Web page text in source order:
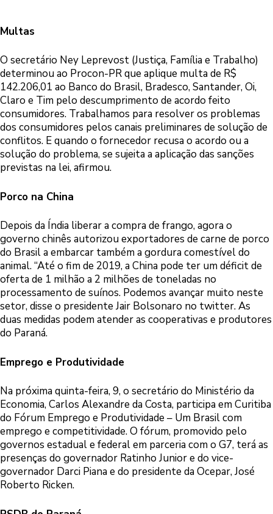
Multas
O secretário Ney Leprevost (Justiça, Família e Trabalho)
determinou ao Procon-PR que aplique multa de R$
142.206,01 ao Banco do Brasil, Bradesco, Santander, Oi,
Claro e Tim pelo descumprimento de acordo feito
consumidores. Trabalhamos para resolver os problemas
dos consumidores pelos canais preliminares de solução de
conflitos. E quando o fornecedor recusa o acordo ou a
solução do problema, se sujeita a aplicação das sanções
previstas na lei, afirmou.
Porco na China
Depois da Índia liberar a compra de frango, agora o
governo chinês autorizou exportadores de carne de porco
do Brasil a embarcar também a gordura comestível do
animal. “Até o fim de 2019, a China pode ter um déficit de
oferta de 1 milhão a 2 milhões de toneladas no
processamento de suínos. Podemos avançar muito neste
setor, disse o presidente Jair Bolsonaro no twitter. As
duas medidas podem atender as cooperativas e produtores
do Paraná.
Emprego e Produtividade
Na próxima quinta-feira, 9, o secretário do Ministério da
Economia, Carlos Alexandre da Costa, participa em Curitiba
do Fórum Emprego e Produtividade – Um Brasil com
emprego e competitividade. O fórum, promovido pelo
governos estadual e federal em parceria com o G7, terá as
presenças do governador Ratinho Junior e do vice-
governador Darci Piana e do presidente da Ocepar, José
Roberto Ricken.